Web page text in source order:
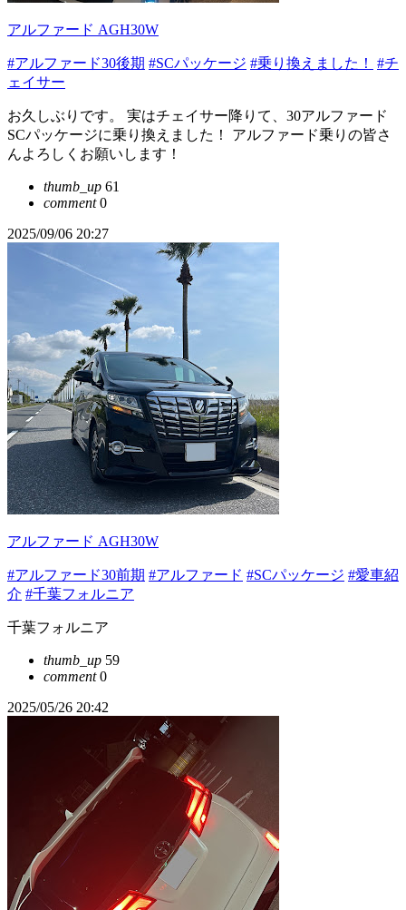
アルファード AGH30W
#アルファード30後期 #SCパッケージ #乗り換えました！
#チ
ェイサー
お久しぶりです。 実はチェイサー降りて、30アルファード
SCパッケージに乗り換えました！ アルファード乗りの皆さ
んよろしくお願いします！
thumb_up 61
comment0
2025/09/06 20:27
アルファード AGH30W
#アルファード30前期 #アルファード #SCパッケージ #愛車紹
介 #千葉フォルニア
千葉フォルニア
thumb_up 59
comment0
2025/05/26 20:42